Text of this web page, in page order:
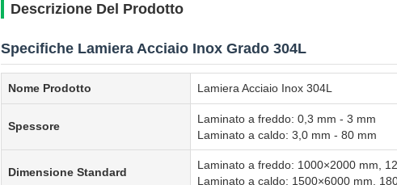
Descrizione Del Prodotto
Specifiche Lamiera Acciaio Inox Grado 304L
Nome Prodotto Lamiera Acciaio Inox 304L
Spessore
Laminato a freddo: 0,3 mm - 3 mm
Laminato a caldo: 3,0 mm - 80 mm
Dimensione Standard
Laminato a freddo: 1000×2000 mm,
Laminato a caldo: 1500×6000 mm,